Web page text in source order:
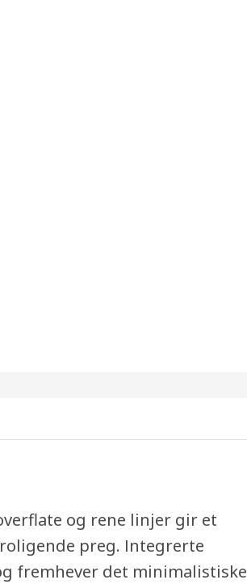
og rene linjer gir et
preg. Integrerte
fremhever det minimalistiske